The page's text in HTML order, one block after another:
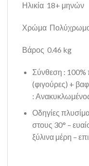
Ηλικία 18+ μηνών
Χρώμα
Βάρος 0.46 kg
Σύνθεση : 100%
(φιγούρες) +
:
Οδηγίες
στους 30° –
ξύλινα μέρη –